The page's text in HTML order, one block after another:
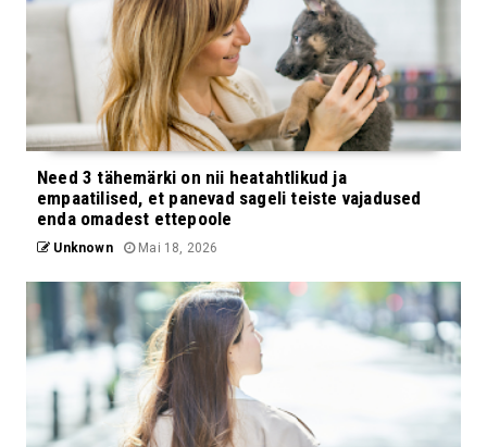
Need 3 tähemärki on nii heatahtlikud ja
empaatilised, et panevad sageli teiste vajadused
enda omadest ettepoole
Unknown Mai 18, 2026